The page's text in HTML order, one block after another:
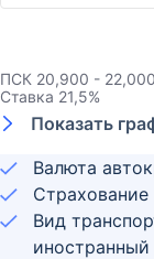
Валюта
Вид
ПСК 20,900 -
Ставка 21,5%
Показать